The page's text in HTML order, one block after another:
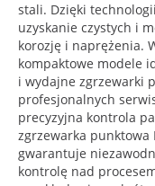
stali. Dzięki
uzyskanie czystych i
korozję i naprężenia.
kompaktowe modele
i wydajne zgrzewarki
profesjonalnych
precyzyjna kontrola
zgrzewarka punktowa
gwarantuje
kontrolę nad